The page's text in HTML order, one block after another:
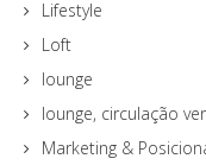
Lifestyle
Loft
lounge
lounge, circulação
Marketing &